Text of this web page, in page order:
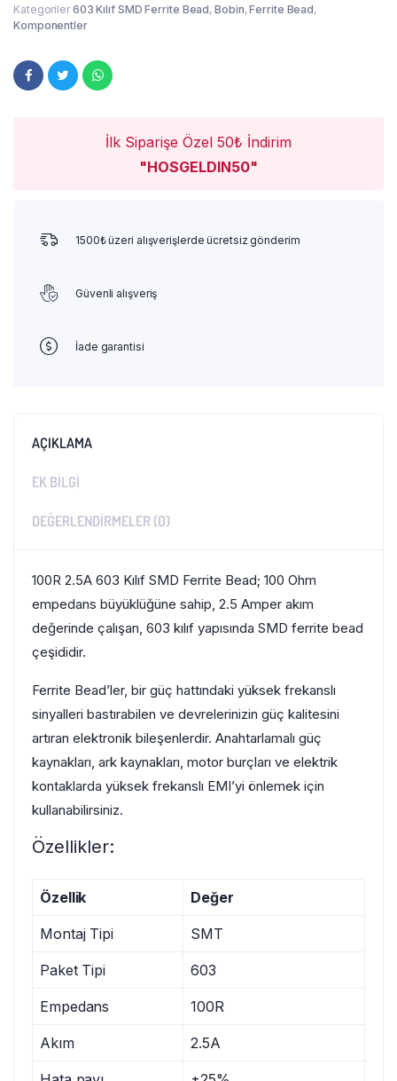
Kategoriler 603 Kılıf SMD Ferrite Bead,Bobin,Ferrite Bead,
Komponentler
İlk Siparişe Özel 50₺ İndirim
"HOSGELDIN50"
1500₺ üzeri alışverişlerde ücretsiz gönderim
Güvenli alışveriş
İade garantisi
AÇIKLAMA
EK BILGI
DEĞERLENDIRMELER (0)
100R 2.5A 603 Kılıf SMD Ferrite Bead; 100 Ohm
empedans büyüklüğüne sahip, 2.5 Amper akım
değerinde çalışan, 603 kılıf yapısında SMD ferrite bead
çeşididir.
Ferrite Bead’ler, bir güç hattındaki yüksek frekanslı
sinyalleri bastırabilen ve devrelerinizin güç kalitesini
artıran elektronik bileşenlerdir. Anahtarlamalı güç
kaynakları, ark kaynakları, motor burçları ve elektrik
kontaklarda yüksek frekanslı EMI’yi önlemek için
kullanabilirsiniz.
Özellikler:
Özellik Değer
Montaj Tipi SMT
Paket Tipi 603
Empedans 100R
Akım 2.5A